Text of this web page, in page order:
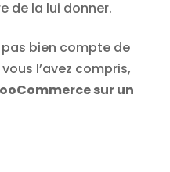
de la lui donner.
bien compte de
l’avez compris,
sur un